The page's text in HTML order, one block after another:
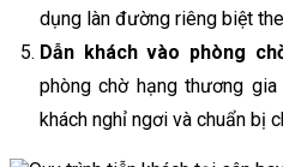
dụng làn đường riêng biệt
Dẫn khách vào phòng
phòng chờ hạng thương
khách nghỉ ngơi và chuẩn bị